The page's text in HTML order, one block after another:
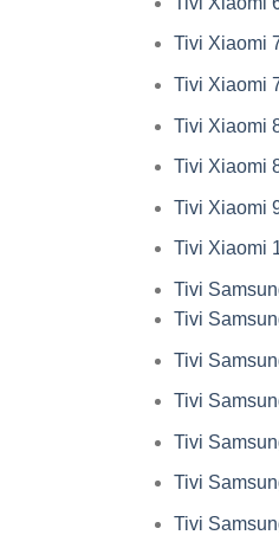
Tivi Xiaomi
Tivi Xiaomi
Tivi Xiaomi
Tivi Xiaomi
Tivi Xiaomi
Tivi Xiaomi
Tivi
Tivi
Tivi
Tivi
Tivi
Tivi
Tivi